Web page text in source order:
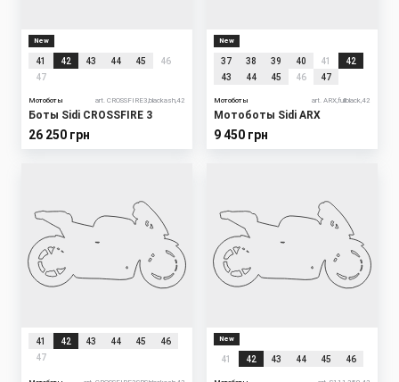
New
41 42 43 44 45
46
47
Мотоботы art. CROSSFIRE3,blackash,42
Боты Sidi CROSSFIRE 3
26 250 грн
New
37 38 39 40 41
42
43
44 45 46 47
Мотоботы art. ARX,fullblack,42
Мотоботы Sidi ARX
9 450 грн
41 42 43 44 45
46
47
New
41 42 43 44 45 46